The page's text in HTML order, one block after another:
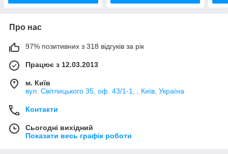
Про нас
97% позитивних з 318 відгуків за рік
Працює з 12.03.2013
м. Київ
вул. Світлицького 35, оф. 43/1-1, , Київ, Україна
Контакти
Сьогодні вихідний
Показати весь графік роботи